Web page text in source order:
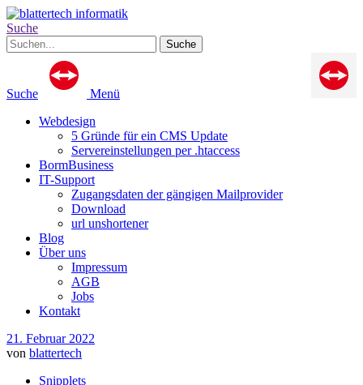
Suche
Suche
Menü
Webdesign
5 Gründe für ein CMS Update
Servereinstellungen per .htaccess
BormBusiness
IT-Support
Zugangsdaten der gängigen Mailprovider
Download
url unshortener
Blog
Über uns
Impressum
AGB
Jobs
Kontakt
21. Februar 2022
von blattertech
Snipplets